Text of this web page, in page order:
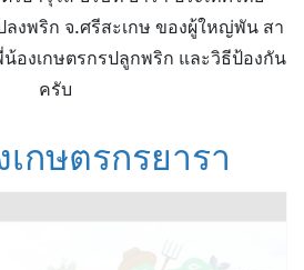
งพริก จ.ศรีสะเกษ ของผู้ใหญ่พัน สา
องเกษตรกรปลูกพริก และวิธีป้องกัน
ครับ
เกษตรกรยารา